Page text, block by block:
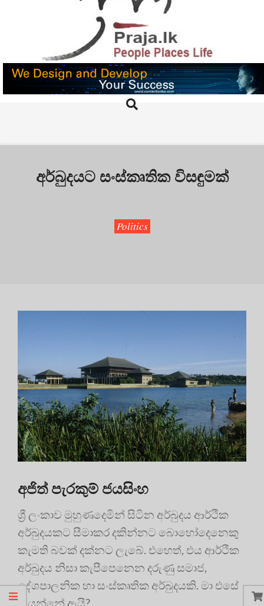
PRAJA.LK
Search
අර්බුදයට සංස්කෘතික විසඳුමක්
Politics
අජිත් පැරකුම් ජයසිංහ
ශ්‍රී ලංකාව මුහුණදෙමින් සිටින අර්බුදය ආර්ථික
අර්බුදයකට සීමාකර දකින්නට බොහෝදෙනෙකු
කැමති බවක් දක්නට ලැබේ. එහෙත්, එය ආර්ථික
අර්බුදය නිසා කැපීපෙනෙන දරුණු සමාජ,
දේශපාලනික හා සංස්කෘතික අර්බුදයකි. මා එසේ
කියන්නේ ඇයි?